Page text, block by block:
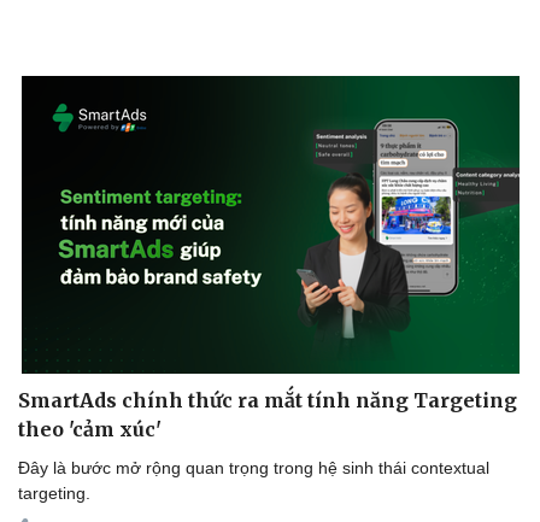
SmartAds chính thức ra mắt tính năng Targeting
theo 'cảm xúc'
Đây là bước mở rộng quan trọng trong hệ sinh thái contextual
targeting.